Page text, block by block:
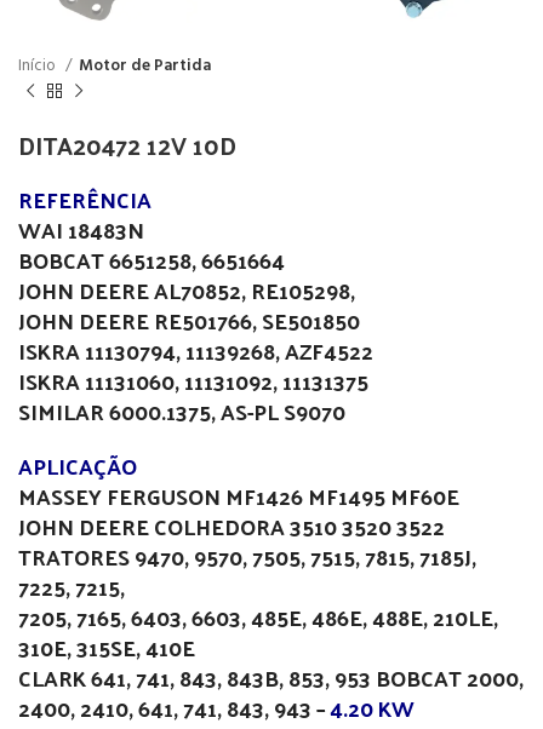
Início Motor de Partida
DITA20472 12V 10D
REFERÊNCIA
WAI 18483N
BOBCAT 6651258, 6651664
JOHN DEERE AL70852, RE105298,
JOHN DEERE RE501766, SE501850
ISKRA 11130794, 11139268, AZF4522
ISKRA 11131060, 11131092, 11131375
SIMILAR 6000.1375, AS-PL S9070
APLICAÇÃO
MASSEY FERGUSON MF1426 MF1495 MF60E
JOHN DEERE COLHEDORA 3510 3520 3522
TRATORES 9470, 9570, 7505, 7515, 7815, 7185J,
7225, 7215,
7205, 7165, 6403, 6603, 485E, 486E, 488E, 210LE,
310E, 315SE, 410E
CLARK 641, 741, 843, 843B, 853, 953 BOBCAT 2000,
2400, 2410, 641, 741, 843, 943 –4.20 KW